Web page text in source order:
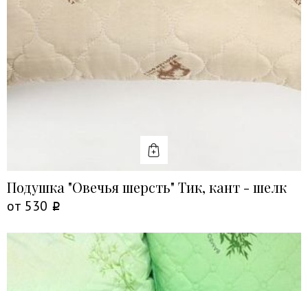
Подушка "Овечья шерсть" Тик, кант - шелк
от 530